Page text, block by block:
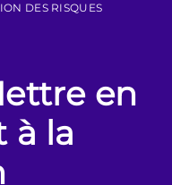
DES RISQUES
en
à la